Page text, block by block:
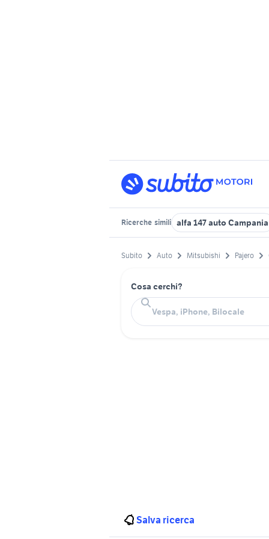
Ricerche simili alfa 147 auto Campania
Subito Auto Mitsubishi Pajero
Cosa cerchi?
Salva ricerca